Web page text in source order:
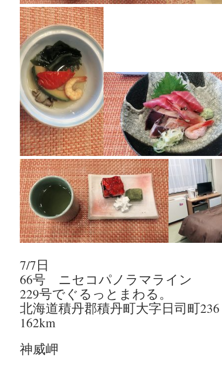
7/7日
66号 ニセコパノラマライン
229号でぐるっとまわる。
北海道積丹郡積丹町大字日司町
162km
神威岬